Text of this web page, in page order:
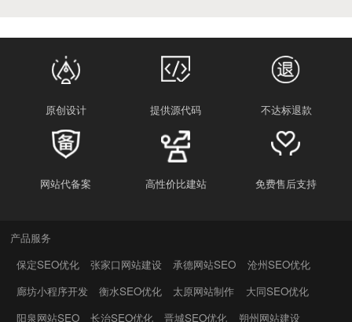
原创设计 提供源代码 不达标退款
网站代备案 高性价比建站 免费售后支持
产品服务
保定SEO优化
张家口网站建设 承德网站SEO
沧州SEO优化
廊坊小程序开发
衡水SEO优化 太原网站制作
大同SEO优化
阳泉网站SEO
长治SEO优化 晋城SEO优化 朔州网站建设